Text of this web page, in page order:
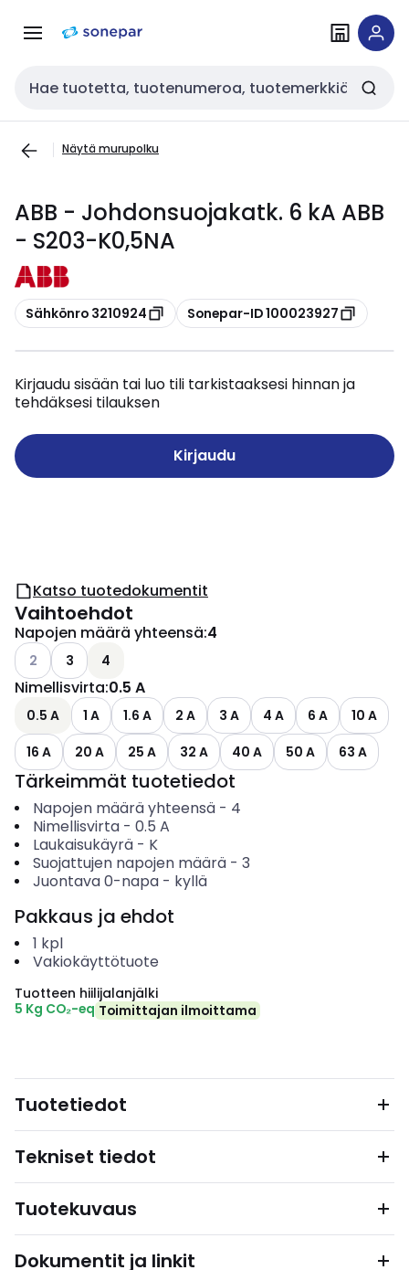
navigointiinsisältöön
Haku
Näytä murupolku
ABB - Johdonsuojakatk. 6 kA ABB
- S203-K0,5NA
Kopioi
Sähkönro 3210924 Kopioi
Sonepar-ID 100023927
Kirjaudu sisään tai luo tili tarkistaaksesi hinnan ja
tehdäksesi tilauksen
Kirjaudu
Katso tuotedokumentit
Vaihtoehdot
Napojen määrä yhteensä:4
Katso käytettävissä olevat vaihtoehdot
2 3 4
Nimellisvirta:0.5 A
0.5 A 1 A 1.6 A 2 A 3 A 4 A 6 A
10 A
16 A
20 A 25 A 32 A 40 A 50 A 63 A
Tärkeimmät tuotetiedot
Napojen määrä yhteensä- 4
Nimellisvirta- 0.5 A
Laukaisukäyrä- K
Suojattujen napojen määrä- 3
Juontava 0-napa- kyllä
Pakkaus ja ehdot
1 kpl
Vakiokäyttötuote
Tuotteen hiilijalanjälki
5 Kg CO₂-eq Toimittajan ilmoittama
Tuotetiedot
Tekniset tiedot
Tuotekuvaus
Dokumentit ja linkit